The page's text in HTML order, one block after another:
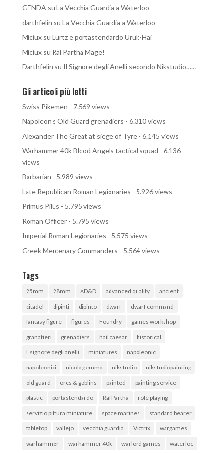
GENDA su La Vecchia Guardia a Waterloo
darthfelin su La Vecchia Guardia a Waterloo
Miciuxsu Lurtz e portastendardo Uruk-Hai
Miciuxsu Ral Partha Mage!
Darthfelin su Il Signore degli Anelli secondo Nikstudio……
Gli articoli più letti
Swiss Pikemen - 7.569 views
Napoleon’s Old Guard grenadiers - 6.310 views
Alexander The Great at siege of Tyre- 6.145 views
Warhammer 40k Blood Angels tactical squad - 6.136
views
Barbarian - 5.989 views
Late Republican Roman Legionaries - 5.926 views
Primus Pilus - 5.795 views
Roman Officer- 5.795 views
Imperial Roman Legionaries - 5.575 views
Greek Mercenary Commanders - 5.564 views
Tags
25mm 28mm AD&D advanced quality ancient
citadel dipinti dipinto dwarf dwarf command
fantasy figure figures Foundry games workshop
granatieri grenadiers hail caesar historical
Il signore degli anelli miniatures napoleonic
napoleonici nicola gemma nikstudio nikstudiopainting
old guard orcs & goblins painted painting service
plastic portastendardo Ral Partha role playing
servizio pittura miniature space marines standard bearer
tabletop vallejo vecchia guardia Victrix wargames
warhammer warhammer 40k warlord games waterloo